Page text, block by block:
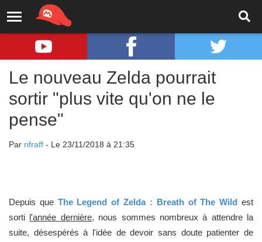
Le nouveau Zelda pourrait
sortir "plus vite qu'on ne le
pense"
Par rifraff - Le 23/11/2018 à 21:35
Depuis que The Legend of Zelda : Breath of The Wild est
sorti l'année dernière, nous sommes nombreux à attendre la
suite, désespérés à l'idée de devoir sans doute patienter de